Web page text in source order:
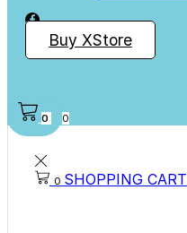
Buy XStore
0 0
0 SHOPPING CART